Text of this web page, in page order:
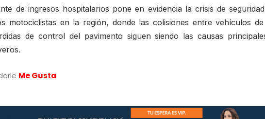
de ingresos hospitalarios pone en evidencia la crisis de
motociclistas en la región, donde las colisiones entre vehículos
de control del pavimento siguen siendo las causas
Me Gusta